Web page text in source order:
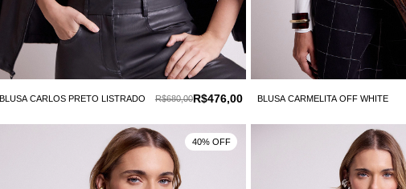
BLUSA CARLOS PRETO LISTRADO R$476,00
R$680,00 BLUSA CARMELITA OFF WHITE
40% OFF